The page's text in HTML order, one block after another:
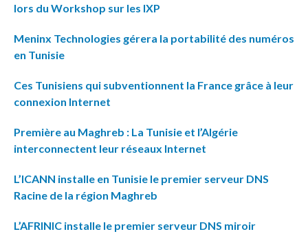
lors du Workshop sur les IXP
Meninx Technologies gérera la portabilité des numéros
en Tunisie
Ces Tunisiens qui subventionnent la France grâce à leur
connexion Internet
Première au Maghreb : La Tunisie et l’Algérie
interconnectent leur réseaux Internet
L’ICANN installe en Tunisie le premier serveur DNS
Racine de la région Maghreb
L’AFRINIC installe le premier serveur DNS miroir